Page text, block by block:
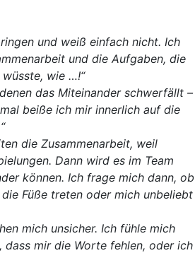
und weiß einfach nicht. Ich
und die Aufgaben, die
wie …!“
das Miteinander schwerfällt –
beiße ich mir innerlich auf die
die Zusammenarbeit, weil
Dann wird es im Team
können. Ich frage mich dann, ob
Füße treten oder mich unbeliebt
mich unsicher. Ich fühle mich
mir die Worte fehlen, oder ich